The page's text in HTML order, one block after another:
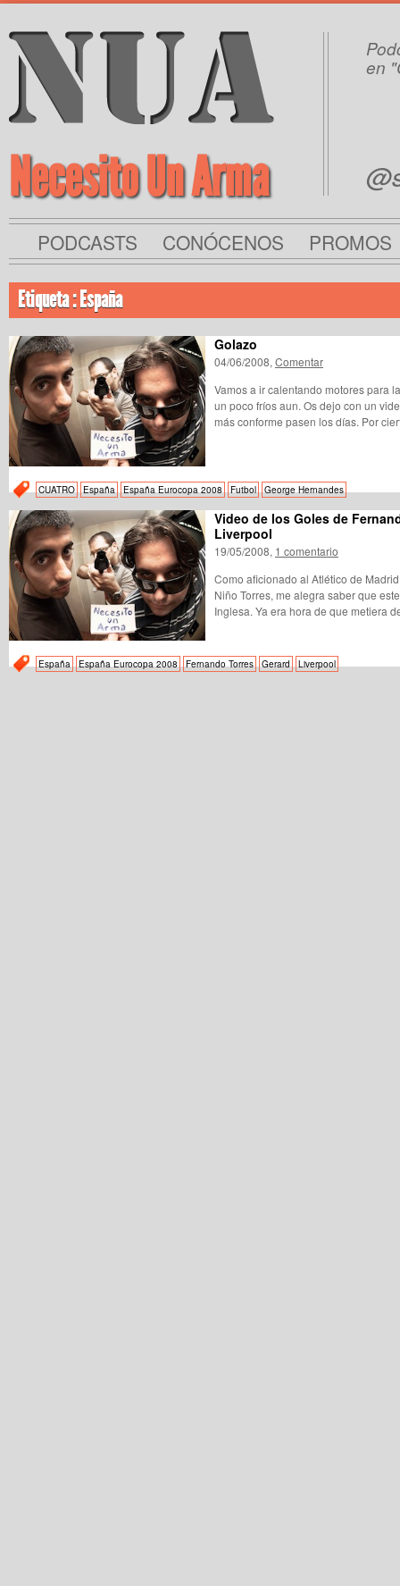
Necesito Un Arma
en
PODCASTS CONÓCENOS PROMOS
Etiqueta : España
Golazo
04/06/2008, Comentar
Vamos a ir calentando motores para
un poco fríos aun. Os dejo con un
más conforme pasen los días. Por
CUATRO España España Eurocopa 2008 Futbol George Hernandes
Video de los Goles de
Liverpool
19/05/2008, 1 comentario
Como aficionado al Atlético de
Niño Torres, me alegra saber que
Inglesa. Ya era hora de que metiera
España España Eurocopa 2008 Fernando Torres Gerard Liverpool